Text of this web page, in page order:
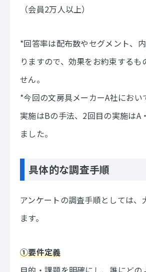
（会員2万人以上）
*回答率は配布数やセグメント、
りますので、効果をお約束するも
せん。
*今回の文房具メーカーA社におい
実施はBの手法、2回目の実施はA
ました。
具体的な調査手順
アンケートの調査手順としては、
ます。
①要件定義